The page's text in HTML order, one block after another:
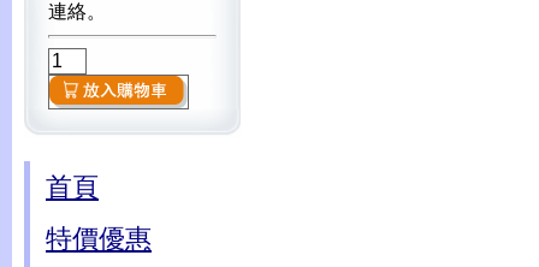
連絡。
首頁
特價優惠